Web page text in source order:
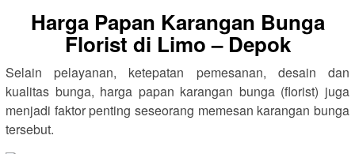
Harga Papan Karangan Bunga
Florist di Limo – Depok
Selain pelayanan, ketepatan pemesanan, desain dan
kualitas bunga, harga papan karangan bunga (florist) juga
menjadi faktor penting seseorang memesan karangan bunga
tersebut.